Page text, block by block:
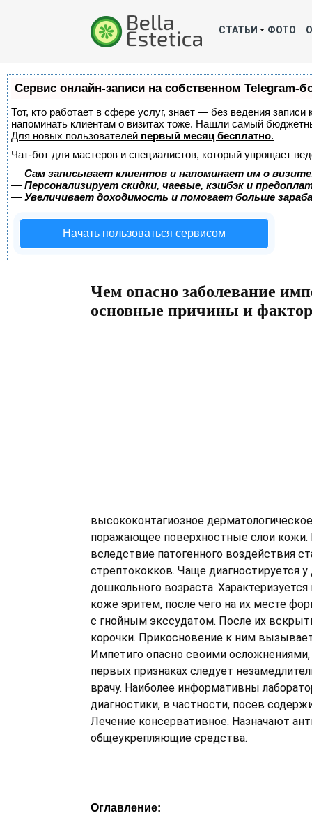
СТАТЬИ ФОТО
Сервис онлайн-записи на собственном Telegram-
Тот, кто работает в сфере услуг, знает — без ведения
напоминать клиентам о визитах тоже. Нашли самый
Для новых пользователей первый месяц бесплатно.
Чат-бот для мастеров и специалистов, который упрощает
— Сам записывает клиентов и напоминает им о
— Персонализирует скидки, чаевые, кэшбэк и
— Увеличивает доходимость и помогает больше
Начать пользоваться сервисом
Чем опасно заболевание
основные причины и
высококонтагиозное
поражающее поверхностные слои кожи.
вследствие патогенного воздействия
стрептококков. Чаще диагностируется
дошкольного возраста.
коже эритем, после чего на их месте
с гнойным экссудатом. После их
корочки. Прикосновение к ним
Импетиго опасно своими
первых признаках следует
врачу. Наиболее информативны
диагностики, в частности, посев
Лечение консервативное. Назначают
общеукрепляющие средства.
Оглавление: